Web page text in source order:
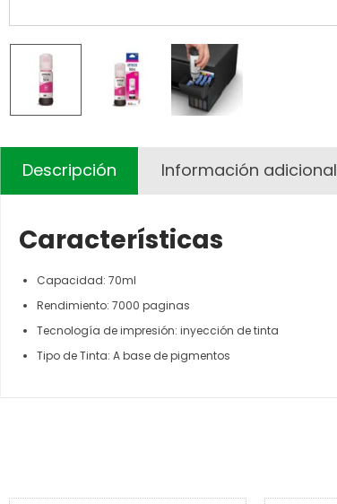
Descripción Información adicional
Características
Capacidad: 70ml
Rendimiento: 7000 paginas
Tecnología de impresión: inyección de tinta
Tipo de Tinta: A base de pigmentos